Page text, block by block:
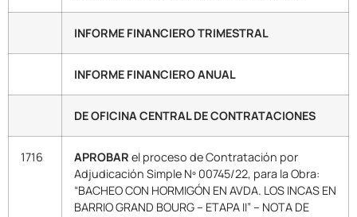
INFORME FINANCIERO TRIMESTRAL
INFORME FINANCIERO ANUAL
DE OFICINA CENTRAL DE CONTRATACIONES
1716 APROBAR el proceso de Contratación por
Adjudicación Simple Nº 00745/22, para la Obra:
“BACHEO CON HORMIGÓN EN AVDA. LOS INCAS EN
BARRIO GRAND BOURG – ETAPA II” – NOTA DE